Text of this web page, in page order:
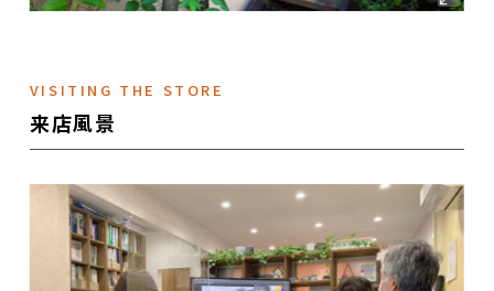
VISITING THE STORE
来店風景